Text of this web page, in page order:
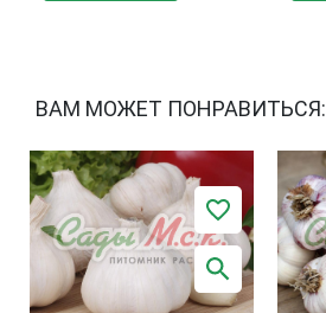
ВАМ МОЖЕТ ПОНРАВИТЬСЯ: